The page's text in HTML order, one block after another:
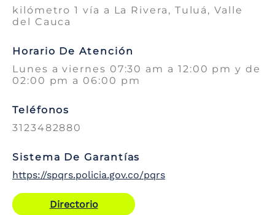
kilómetro 1 vía a La Rivera, Tuluá, Valle
del Cauca
Horario De Atención
Lunes a viernes 07:30 am a 12:00 pm y de
02:00 pm a 06:00 pm
Teléfonos
3123482880
Sistema De Garantías
https://spqrs.policia.gov.co/pqrs
Directorio